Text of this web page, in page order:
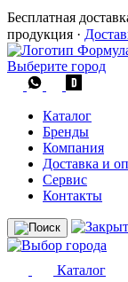
Бесплатная
продукция ·
Выберите город
Каталог
Бренды
Компания
Доставка и
Сервис
Контакты
Каталог